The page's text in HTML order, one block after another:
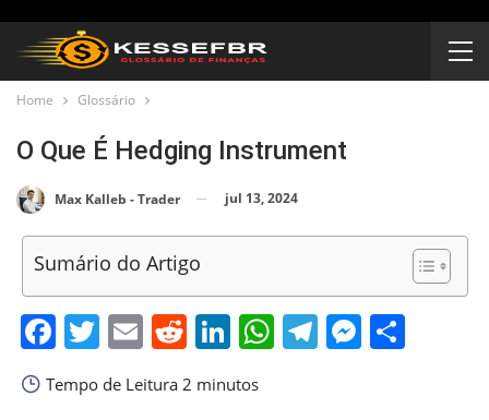
Home Glossário
O Que É Hedging Instrument
Max Kalleb - Trader jul 13, 2024
Sumário do Artigo
Facebook
Twitter
EmailReddit
LinkedIn
WhatsApp
Telegram
Tempo de Leitura 2 minutos